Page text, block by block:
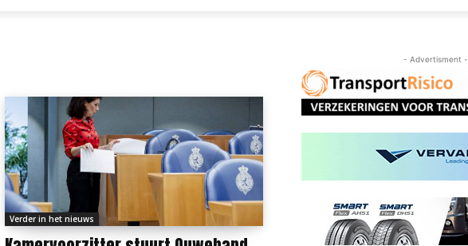
Verder in het nieuws
- Advertisment -